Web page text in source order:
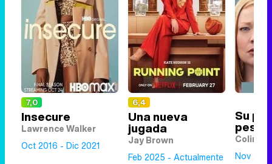
7,0
Insecure
Lawrence Walker
Oct 2016 - Dic 2021
6,4
Una nueva
jugada
Jay Brown
Feb 2025 - Actualmente
Su
Colin
Nov